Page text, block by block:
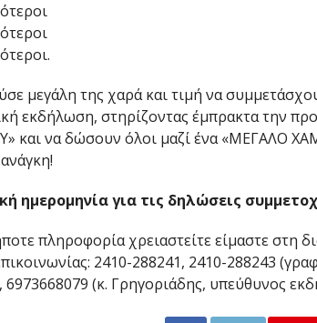
μεγάλη της χαρά και τιμή να
εκδήλωση, στηρίζοντας έμπρακτα την
και να δώσουν όλοι μαζί ένα «ΜΕΓΑΛΟ
ημερομηνία για τις δηλώσεις
πληροφορία χρειαστείτε είμαστε στη
2410-288241, 2410-288243
6973668079 (κ. Γρηγοριάδης, υπεύθυνος